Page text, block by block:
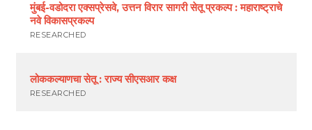
मुंबई-वडोदरा एक्सप्रेसवे, उत्तन विरार सागरी सेतू प्रकल्प : महाराष्ट्राचे
नवे विकासप्रकल्प
RESEARCHED
लोककल्याणचा सेतू : राज्य सीएसआर कक्ष
RESEARCHED